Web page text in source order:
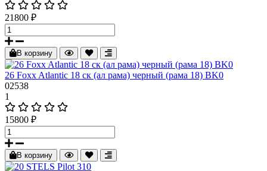
21800 ₽
В корзину
26 Foxx Atlantic 18 ск (ал рама) черный (рама 18) BK0
02538
1
15800 ₽
В корзину